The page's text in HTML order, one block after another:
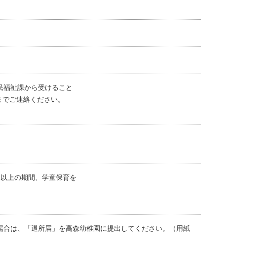
祉課から受けること
ご連絡ください。
上の期間、学童保育を
は、「退所届」を高森幼稚園に提出してください。（用紙